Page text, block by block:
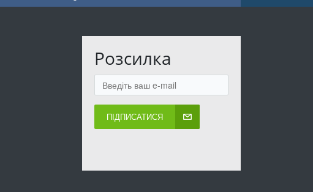
Розсилка
ПІДПИСАТИСЯ